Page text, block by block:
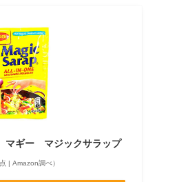
ギー マジックサラップ
| Amazon調べ）